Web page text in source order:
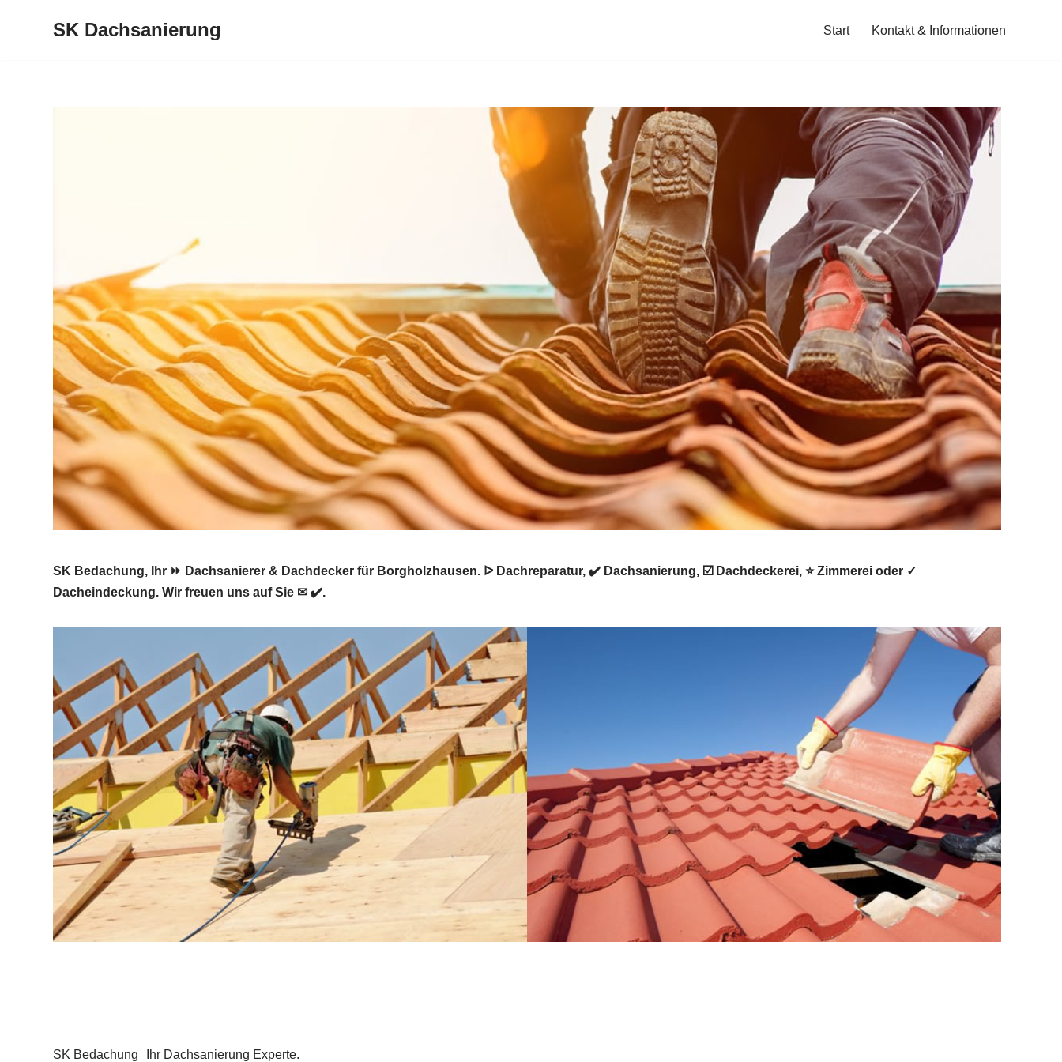
SK Dachsanierung Start Kontakt & Informationen
SK Bedachung, Ihr ⏩ Dachsanierer & Dachdecker für Borgholzhausen. ᐅ Dachreparatur, ✔️ Dachsanierung, ☑️ Dachdeckerei, ⭐ Zimmerei oder ✓
Dacheindeckung. Wir freuen uns auf Sie ✉ ✔️.
SK Bedachung Ihr Dachsanierung Experte.